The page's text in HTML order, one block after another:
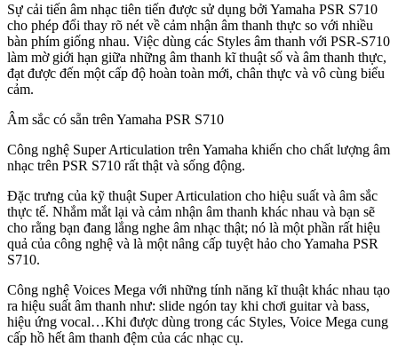
Các khía cạnh chưa hẳn tốt của Yamaha PSR S710
Trong trường hợp bạn là người mới học thì bạn không nên
mua PSR S710. Nó có quá nhiều phím điều khiển chức
năng xung quanh một bàn phím cho một người mới bắt đầu
năng và chức năng sẽ không được sử dụng bởi một người
nghiệm hơn và các nhạc sĩ chuyên nghiệp.
Bàn
phím này có gì hấp dẫn?
PSR S710 là một chiếc keyboard chất lượng cao có khả
năng sản xuất âm thanh hết sức thực tế. Bàn phím rất nhanh
cho bạn khả năng để sử dụng một số âm thanh vô cùng thật,
trung thành với bản gốc.
đích thực, bàn phím này tạo ra chất lượng âm sắc, nhằm vào
Sự cải tiến âm nhạc tiên tiến được sử dụng bởi Yamaha PSR S710
cho phép đổi thay rõ nét về cảm nhận âm thanh thực so với nhiều
bàn phím giống nhau. Việc dùng các Styles âm thanh với PSR-S710
làm mờ giới hạn giữa những âm thanh kĩ thuật số và âm thanh thực,
đạt được đến một cấp độ hoàn toàn mới, chân thực và vô cùng biểu
cảm.
Âm sắc có sẵn trên Yamaha PSR S710
Công nghệ Super Articulation trên Yamaha khiến cho chất lượng âm
nhạc trên PSR S710 rất thật và sống động.
Đặc trưng của kỹ thuật Super Articulation cho hiệu suất và âm sắc
thực tế. Nhắm mắt lại và cảm nhận âm thanh khác nhau và bạn sẽ
cho rằng bạn đang lắng nghe âm nhạc thật; nó là một phần rất hiệu
quả của công nghệ và là một nâng cấp tuyệt hảo cho Yamaha PSR
S710.
Công nghệ Voices Mega với những tính năng kĩ thuật khác nhau tạo
ra hiệu suất âm thanh như: slide ngón tay khi chơi guitar và bass,
hiệu ứng vocal…Khi được dùng trong các Styles, Voice Mega cung
cấp hồ hết âm thanh đệm của các nhạc cụ.